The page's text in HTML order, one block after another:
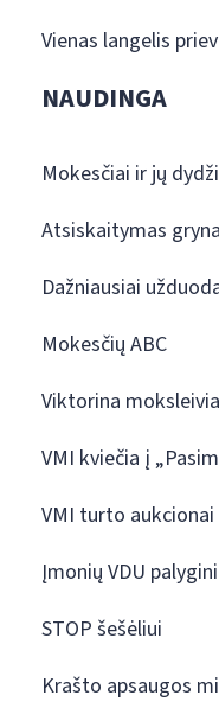
Vienas langelis
NAUDINGA
Mokesčiai ir jų
Atsiskaitymas
Dažniausiai
Mokesčių ABC
Viktorina
VMI kviečia į
VMI turto aukcionai
Įmonių VDU
STOP šešėliui
Krašto apsaugos